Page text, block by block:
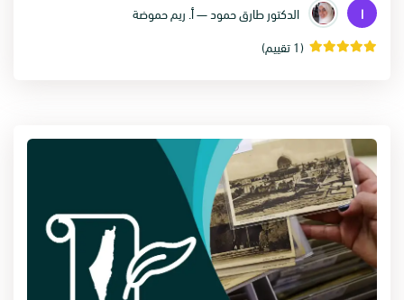
ا
الدكتور طارق حمود — أ. ريم حموضة
(1 تقييم)